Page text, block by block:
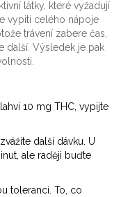
látky, které vyžadují
vypití celého nápoje
trávení zabere čas,
další. Výsledek je pak
10 mg THC, vypijte
další dávku. U
ale raději buďte
toleranci. To, co